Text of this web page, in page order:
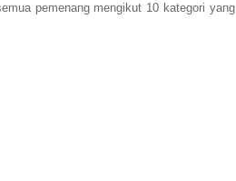
pemenang mengikut 10 kategori yang